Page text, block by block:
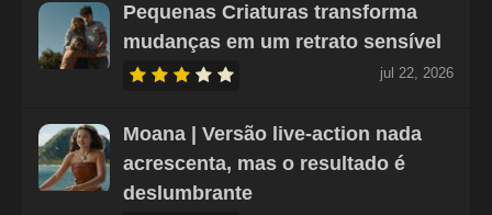
Pequenas Criaturas transforma
mudanças em um retrato sensível
jul 22, 2026
Moana | Versão live-action nada
acrescenta, mas o resultado é
deslumbrante